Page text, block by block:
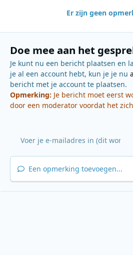
Er zijn geen
Doe mee aan het
Je kunt nu een bericht plaatsen en
je al een account hebt, kun je je nu
bericht met je account te plaatsen.
Opmerking: Je bericht moet eerst
door een moderator voordat het
Een opmerking toevoegen...